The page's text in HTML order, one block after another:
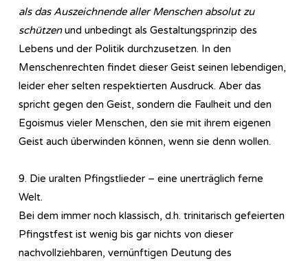
als das Auszeichnende aller Menschen absolut zu
schützenund unbedingt als Gestaltungsprinzip des
Lebens und der Politik durchzusetzen. In den
Menschenrechten findet dieser Geist seinen lebendigen,
leider eher selten respektierten Ausdruck. Aber das
spricht gegen den Geist, sondern die Faulheit und den
Egoismus vieler Menschen, den sie mit ihrem eigenen
Geist auch überwinden können, wenn sie denn wollen.
9. Die uralten Pfingstlieder – eine unerträglich ferne
Welt.
Bei dem immer noch klassisch, d.h. trinitarisch gefeierten
Pfingstfest ist wenig bis gar nichts von dieser
nachvollziehbaren, vernünftigen Deutung des